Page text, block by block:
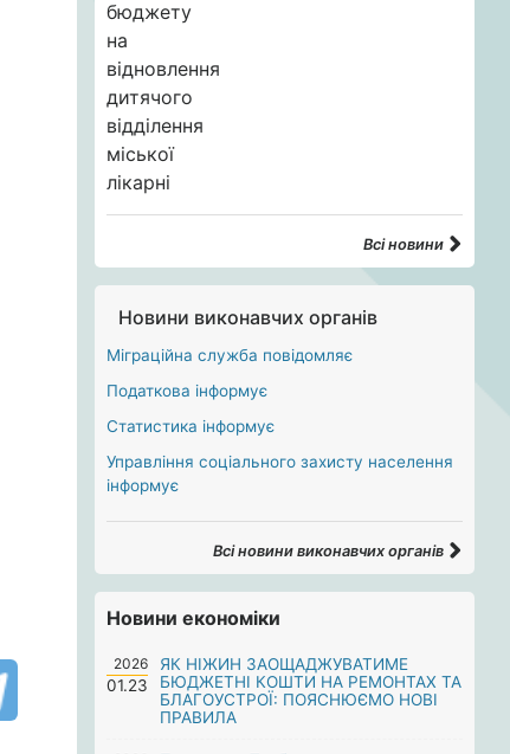
Всі новини
Новини виконавчих органів
Міграційна служба повідомляє
Податкова інформує
Статистика інформує
Управління соціального захисту населення
інформує
Всі новини виконавчих органів
Новини економіки
2026
01.23
ЯК НІЖИН ЗАОЩАДЖУВАТИМЕ
БЮДЖЕТНІ КОШТИ НА РЕМОНТАХ ТА
БЛАГОУСТРОЇ: ПОЯСНЮЄМО НОВІ
ПРАВИЛА